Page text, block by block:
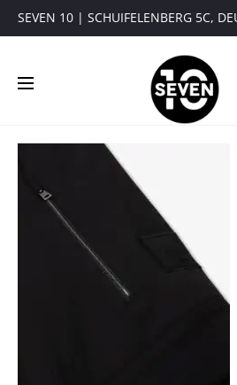
SEVEN 10 | SCHUIFELENBERG 5C,